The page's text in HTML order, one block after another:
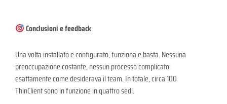
Conclusioni e feedback
Una volta installato e configurato, funziona e basta. Nessuna
preoccupazione costante, nessun processo complicato:
esattamente come desiderava il team. In totale, circa 100
ThinClient sono in funzione in quattro sedi.